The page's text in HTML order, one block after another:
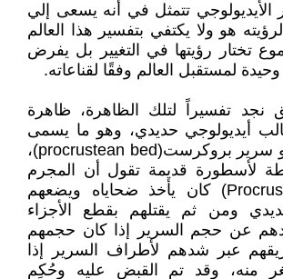
الأيديولوجي تتمثل في أنه يسعى إلي
هو ولا يكتفي بتفسير هذا العالم
تختار رؤيتها في التغيير بل يفرض
وحيدة لمستقبل العالم وفقًا لقناعاته.
تفسيراً لتلك الظاهرة، ظاهرة
أيديولوجي حديدي، وهو ما يسمى
بمغالطة القولبة أو سرير بروكرست(procrustean bed)،
لأسطورة قديمة تقول أن المجرم
بروكروست (Procrustes) كان يأخذ ضحاياه ويضعهم
ومن ثم يقتلهم بقطع الأجزاء
عن حجم السرير إذا كان حجمهم
عبر شدهم لأطراف السرير إذا
منه، وقد تم القبض عليه وحُكِم